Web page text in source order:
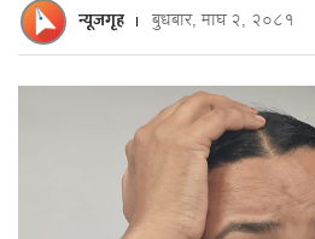
न्यूजगृह बुधबार, माघ २, २०८१